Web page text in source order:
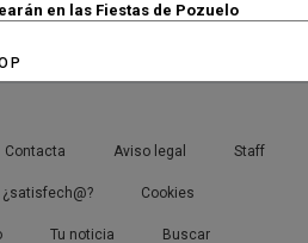
en las Fiestas de Pozuelo
Contacta Aviso legal Staff
¿satisfech@? Cookies
Tu noticia Buscar